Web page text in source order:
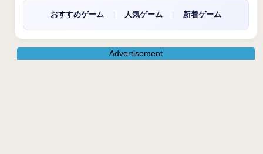
おすすめゲーム 人気ゲーム 新着ゲーム
Advertisement